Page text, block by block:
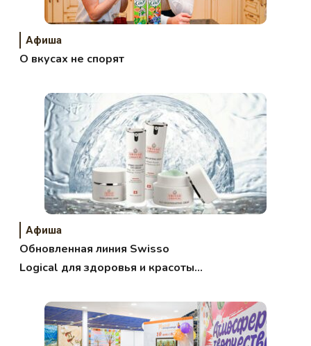
Афиша
О вкусах не спорят
Афиша
Обновленная линия Swisso
Logical для здоровья и красоты